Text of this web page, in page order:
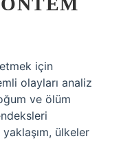
için
olayları analiz
ve ölüm
ülkeler